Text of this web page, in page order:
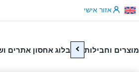
דלג לתוכןאזור אישי
מוצרים וחבילות בלוג אחסון אתרים